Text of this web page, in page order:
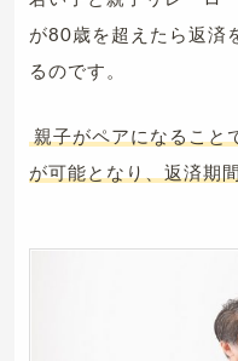
が80歳を超えたら返済
るのです。
親子がペアになること
が可能となり、返済期